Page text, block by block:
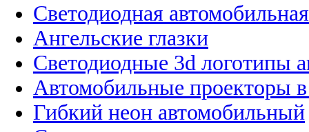
Светодиодная
Ангельские глазки
Светодиодные 3d логотипы
Автомобильные проекторы
Гибкий неон автомобильный